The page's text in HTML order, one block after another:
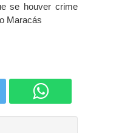
se houver crime
Maracás